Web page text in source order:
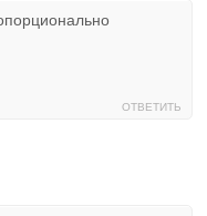
ОТВЕТИТЬ